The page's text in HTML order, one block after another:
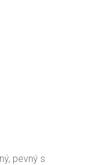
pevný s